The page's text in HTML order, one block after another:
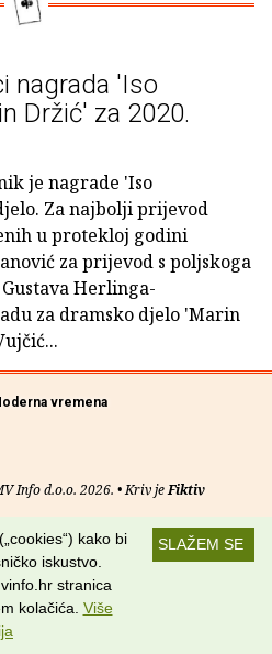
nagrada 'Iso
Držić' za 2020.
je nagrade 'Iso
Za najbolji prijevod
u protekloj godini
za prijevod s poljskoga
Herlinga-
za dramsko djelo 'Marin
vremena
Info d.o.o. 2026. • Kriv jeFiktiv
Uvjeti korištenja• RSS kanali
SLAŽEM SE
kako bi
iskustvo.
stranica
kolačića. Više